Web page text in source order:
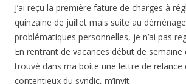
J’ai reçu la première fature de charges à
quinzaine de juillet mais suite au
problématiques personnelles, je n’ai pas
En rentrant de vacances début de semaine
trouvé dans ma boite une lettre de relance
contentieux du syndic, m’invit